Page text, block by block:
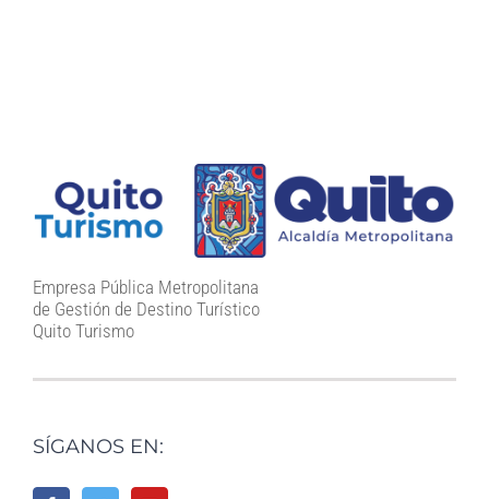
Empresa Pública Metropolitana
de Gestión de Destino Turístico
Quito Turismo
SÍGANOS EN: